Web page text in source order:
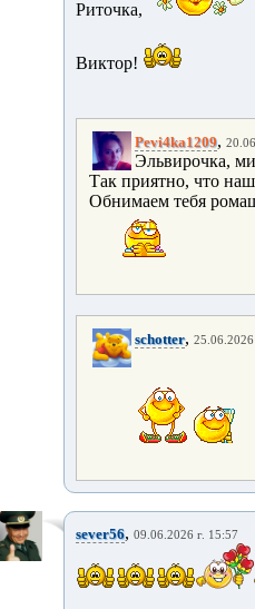
Риточка,
Виктор!
Pevi4ka1209,
Эльвирочка,
Так приятно, что
Обнимаем тебя
schotter,
sever56, 09.06.2026 г. 15:57